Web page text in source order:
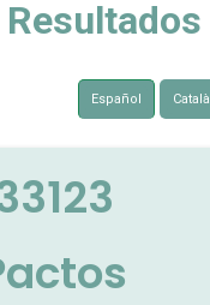
Resultados
Español Català